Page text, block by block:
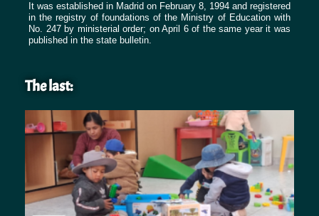
It was established in Madrid on February 8, 1994 and registered
in the registry of foundations of the Ministry of Education with
No. 247 by ministerial order; on April 6 of the same year it was
published in the state bulletin.
The last: